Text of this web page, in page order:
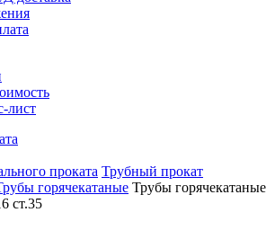
лист
проката Трубный прокат
горячекатаные Трубы горячекатаные
ст.35